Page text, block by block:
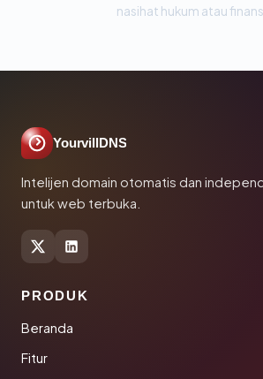
nasihat hukum atau
YourvillDNS
Intelijen domain otomatis dan
untuk web terbuka.
PRODUK
Beranda
Fitur